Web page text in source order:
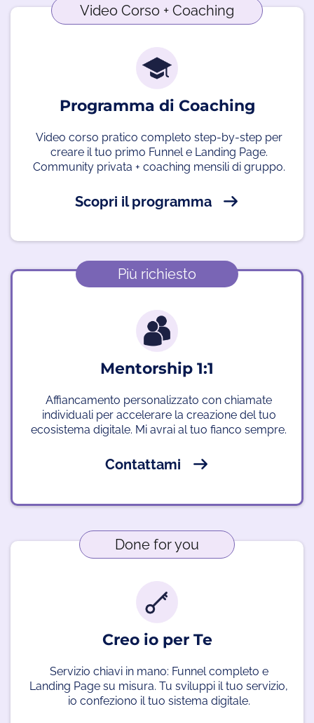
Video Corso + Coaching
Programma di Coaching
Video corso pratico completo step-by-step per
creare il tuo primo Funnel e Landing Page.
Community privata + coaching mensili di gruppo.
Scopri il programma
Più richiesto
Mentorship 1:1
Affiancamento personalizzato con chiamate
individuali per accelerare la creazione del tuo
ecosistema digitale. Mi avrai al tuo fianco sempre.
Contattami
Done for you
Creo io per Te
Servizio chiavi in mano: Funnel completo e
Landing Page su misura. Tu sviluppi il tuo servizio,
io confeziono il tuo sistema digitale.